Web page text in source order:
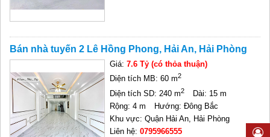
Bán nhà tuyến 2 Lê Hồng Phong, Hải An, Hải Phòng
Giá:7.6 Tỷ (có thỏa thuận)
Diện tích MB: 60 m2
Diện tích SD: 240 m2
Dài: 15 m
Rộng: 4 m
Hướng: Đông Bắc
Khu vực: Quận Hải An, Hải Phòng
Liên hệ:0795966555